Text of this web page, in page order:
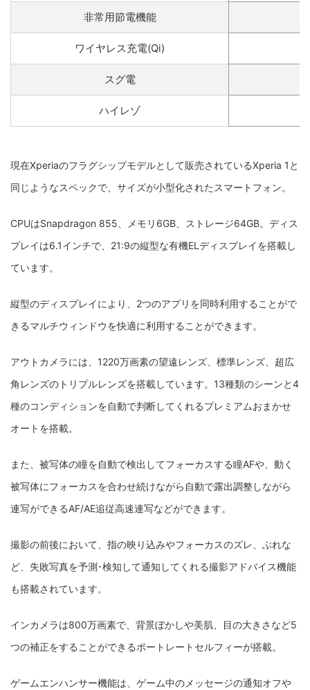
非常用節電機能
ワイヤレス充電(Qi)
スグ電
ハイレゾ
現在Xperiaのフラグシップモデルとして販売されているXperia 1と
同じようなスペックで、サイズが小型化されたスマートフォン。
CPUはSnapdragon 855、メモリ6GB、ストレージ64GB。ディス
プレイは6.1インチで、21:9の縦型な有機ELディスプレイを搭載し
ています。
縦型のディスプレイにより、2つのアプリを同時利用することがで
きるマルチウィンドウを快適に利用することができます。
アウトカメラには、1220万画素の望遠レンズ、標準レンズ、超広
角レンズのトリプルレンズを搭載しています。13種類のシーンと4
種のコンディションを自動で判断してくれるプレミアムおまかせ
オートを搭載。
また、被写体の瞳を自動で検出してフォーカスする瞳AFや、動く
被写体にフォーカスを合わせ続けながら自動で露出調整しながら
連写ができるAF/AE追従高速連写などができます。
撮影の前後において、指の映り込みやフォーカスのズレ、ぶれな
ど、失敗写真を予測･検知して通知してくれる撮影アドバイス機能
も搭載されています。
インカメラは800万画素で、背景ぼかしや美肌、目の大きさなど5
つの補正をすることができるポートレートセルフィーが搭載。
ゲームエンハンサー機能は、ゲーム中のメッセージの通知オフや